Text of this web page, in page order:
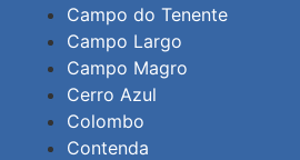
Campo do Tenente
Campo Largo
Campo Magro
Cerro Azul
Colombo
Contenda